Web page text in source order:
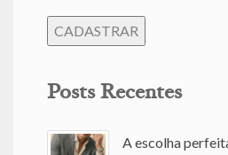
Posts Recentes
A escolha